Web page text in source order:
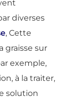
diverses
, Cette
graisse sur
exemple,
à la traiter,
solution